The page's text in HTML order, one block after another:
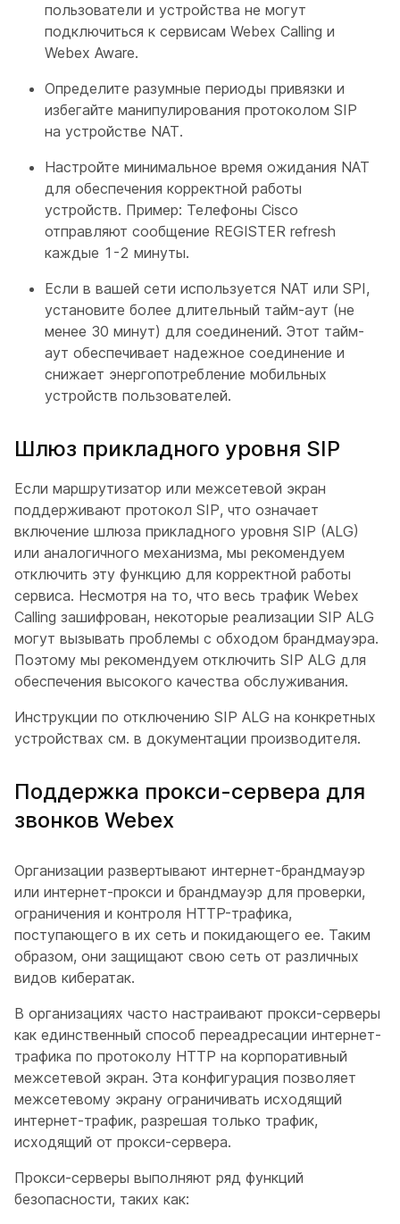
пользователи и устройства не могут
подключиться к сервисам Webex Calling и
Webex Aware.
Определите разумные периоды привязки и
избегайте манипулирования протоколом SIP
на устройстве NAT.
Настройте минимальное время ожидания NAT
для обеспечения корректной работы
устройств. Пример: Телефоны Cisco
отправляют сообщение REGISTER refresh
каждые 1-2 минуты.
Если в вашей сети используется NAT или SPI,
установите более длительный тайм-аут (не
менее 30 минут) для соединений. Этот тайм-
аут обеспечивает надежное соединение и
снижает энергопотребление мобильных
устройств пользователей.
Шлюз прикладного уровня SIP
Если маршрутизатор или межсетевой экран
поддерживают протокол SIP, что означает
включение шлюза прикладного уровня SIP (ALG)
или аналогичного механизма, мы рекомендуем
отключить эту функцию для корректной работы
сервиса. Несмотря на то, что весь трафик Webex
Calling зашифрован, некоторые реализации SIP ALG
могут вызывать проблемы с обходом брандмауэра.
Поэтому мы рекомендуем отключить SIP ALG для
обеспечения высокого качества обслуживания.
Инструкции по отключению SIP ALG на конкретных
устройствах см. в документации производителя.
Поддержка прокси-сервера для
звонков Webex
Организации развертывают интернет-брандмауэр
или интернет-прокси и брандмауэр для проверки,
ограничения и контроля HTTP-трафика,
поступающего в их сеть и покидающего ее. Таким
образом, они защищают свою сеть от различных
видов кибератак.
В организациях часто настраивают прокси-серверы
как единственный способ переадресации интернет-
трафика по протоколу HTTP на корпоративный
межсетевой экран. Эта конфигурация позволяет
межсетевому экрану ограничивать исходящий
интернет-трафик, разрешая только трафик,
исходящий от прокси-сервера.
Прокси-серверы выполняют ряд функций
безопасности, таких как: